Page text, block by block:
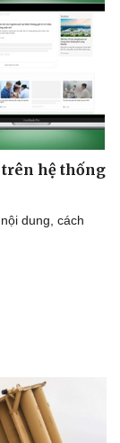
hệ thống
dung, cách